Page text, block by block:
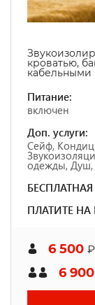
кроватью,
кабельными
Питание:
включен
Доп. услуги:
Сейф,
одежды, Душ,
БЕСПЛАТНАЯ
ПЛАТИТЕ НА
6 500 ₽
6 900